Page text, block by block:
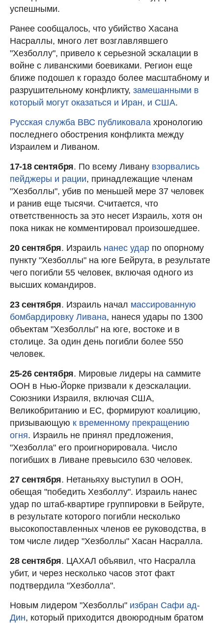
успешными.
Ранее сообщалось, что убийство Хасана
Насраллы, много лет возглавлявшего
"Хезболлу", привело к серьезной эскалации в
войне с ливанскими боевиками. Регион еще
ближе подошел к гораздо более масштабному и
разрушительному конфликту, замешанными в
который могут оказаться и Иран, и США.
Русская служба ВВС публиковала хронологию
последнего обострения конфликта между
Израилем и Ливаном.
17-18 сентября. По всему Ливану взорвались
пейджеры и рации, принадлежащие членам
"Хезболлы", убив по меньшей мере 37 человек
и ранив еще тысячи. Считается, что
ответственность за это несет Израиль, хотя он
пока никак не комментировал произошедшее.
20 сентября. Израиль нанес удар по опорному
пункту "Хезболлы" на юге Бейрута, в результате
чего погибли 55 человек, включая одного из
высших командиров.
23 сентября. Израиль начал массированную
бомбардировку Ливана, нанеся удары по 1300
объектам "Хезболлы" на юге, востоке и в
столице. За один день погибли более 550
человек.
25-26 сентября. Мировые лидеры на саммите
ООН в Нью-Йорке призвали к деэскалации.
Союзники Израиля, включая США,
Великобританию и ЕС, формируют коалицию,
призывающую к временному прекращению
огня. Израиль не принял предложения,
"Хезболла" его проигнорировала. Число
погибших в Ливане превысило 630 человек.
27 сентября. Нетаньяху выступил в ООН,
обещая "победить Хезболлу". Израиль нанес
удар по штаб-квартире группировки в Бейруте,
в результате которого погибли несколько
высокопоставленных членов ее руководства, в
том числе лидер "Хезболлы" Хасан Насралла.
28 сентября. ЦАХАЛ объявил, что Насралла
убит, и через несколько часов этот факт
подтвердила "Хезболла".
Новым лидером "Хезболлы" избран Сафи ад-
Дин, который приходится двоюродным братом